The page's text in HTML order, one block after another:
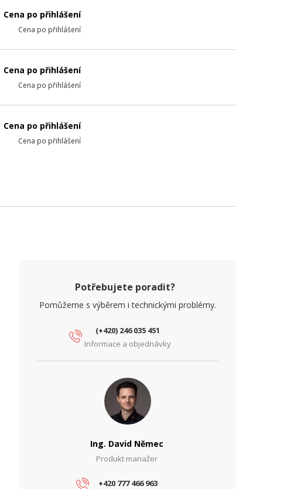
Cena po přihlášení
Cena po přihlášení
Cena po přihlášení
Cena po přihlášení
Cena po přihlášení
Cena po přihlášení
Potřebujete poradit?
Pomůžeme s výběrem i technickými problémy.
(+420) 246 035 451
Informace a objednávky
Ing. David Němec
Produkt manažer
+420 777 466 963